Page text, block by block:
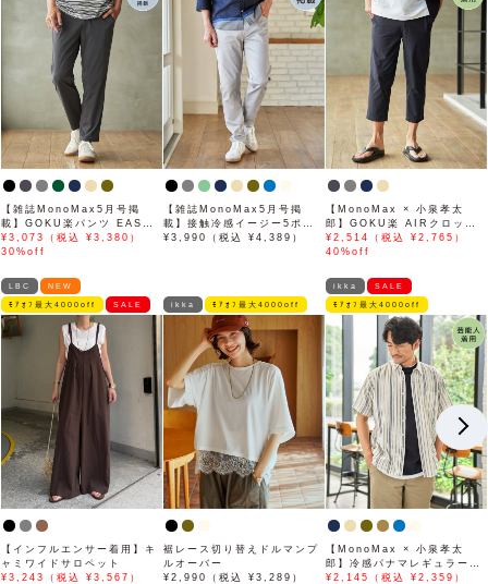
【雑誌MonoMax5月号掲
載】GOKU楽パンツ EASY
STRETCH 冷感アンクル
【接触冷感】「小泉孝太郎さ
¥3,073（税込 ¥3,380）
30%off
【雑誌MonoMax5月号掲
載】接触冷感イージー5ポケ
ット
¥3,990（税込 ¥4,389）
【MonoMax × 小泉孝太
郎】GOKU楽 AIRクロップ
ドパンツ「小泉孝太郎さん着
用モデル」
¥2,514（税込 ¥2,765）
40%off
LBC NEW
ﾓｱｵﾌ最大4000off SALE
【インフルエンサー着用】キ
ャミワイドサロペット
¥3,243（税込 ¥3,567）
ikka ﾓｱｵﾌ最大4000off
裾レース切り替えドルマンプ
ルオーバー
¥2,990（税込 ¥3,289）
ikka SALE
ﾓｱｵﾌ最大4000off
【MonoMax × 小泉孝太
郎】冷感パナマレギュラーカ
ラー半袖シャツ「小泉孝太郎
¥2,145（税込 ¥2,359）